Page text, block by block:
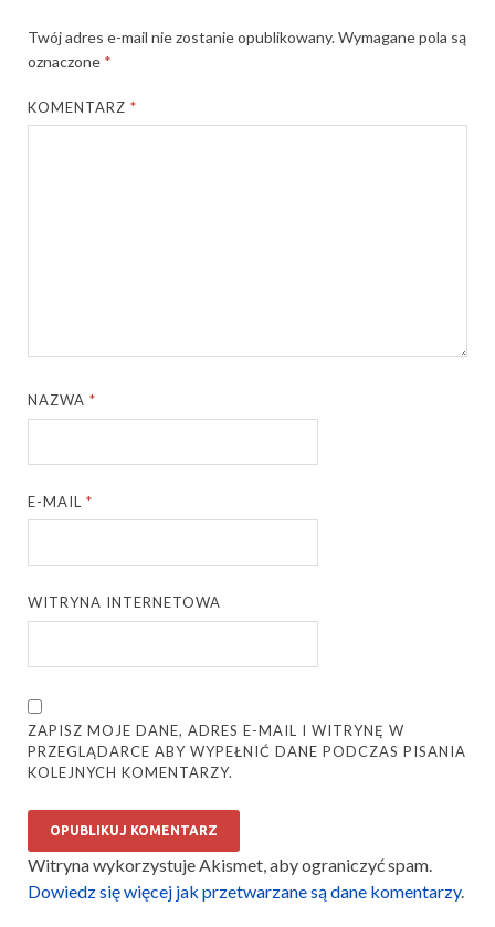
Twój adres e-mail nie zostanie opublikowany.Wymagane pola są
oznaczone *
KOMENTARZ*
NAZWA*
E-MAIL*
WITRYNA INTERNETOWA
ZAPISZ MOJE DANE, ADRES E-MAIL I WITRYNĘ W
PRZEGLĄDARCE ABY WYPEŁNIĆ DANE PODCZAS PISANIA
KOLEJNYCH KOMENTARZY.
Witryna wykorzystuje Akismet, aby ograniczyć spam.
Dowiedz się więcej jak przetwarzane są dane komentarzy.